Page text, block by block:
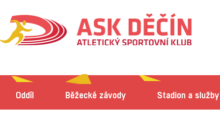
Oddíl Běžecké závody Stadion a služby